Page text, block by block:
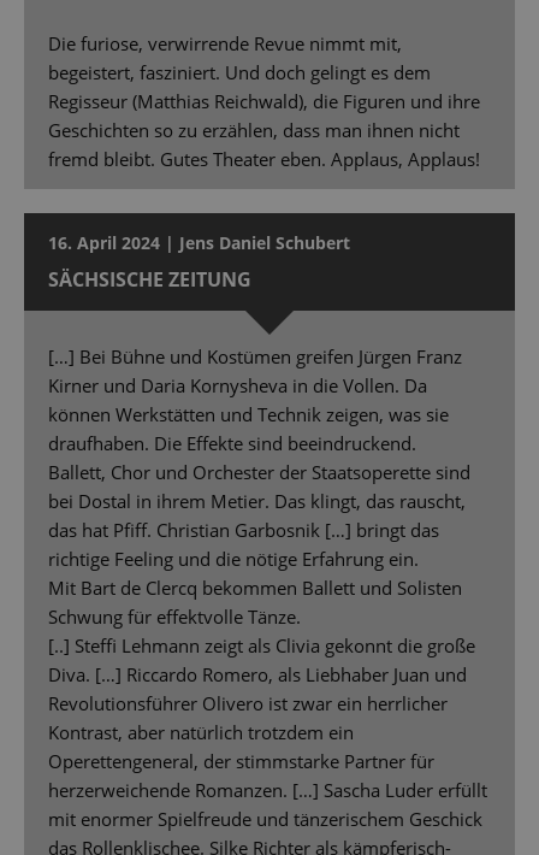
Die furiose, verwirrende Revue nimmt mit,
begeistert, fasziniert. Und doch gelingt es dem
Regisseur (Matthias Reichwald), die Figuren und ihre
Geschichten so zu erzählen, dass man ihnen nicht
fremd bleibt. Gutes Theater eben. Applaus, Applaus!
16. April 2024 | Jens Daniel Schubert
SÄCHSISCHE ZEITUNG
[…] Bei Bühne und Kostümen greifen Jürgen Franz
Kirner und Daria Kornysheva in die Vollen. Da
können Werkstätten und Technik zeigen, was sie
draufhaben. Die Effekte sind beeindruckend.
Ballett, Chor und Orchester der Staatsoperette sind
bei Dostal in ihrem Metier. Das klingt, das rauscht,
das hat Pfiff. Christian Garbosnik […] bringt das
richtige Feeling und die nötige Erfahrung ein.
Mit Bart de Clercq bekommen Ballett und Solisten
Schwung für effektvolle Tänze.
[..] Steffi Lehmann zeigt als Clivia gekonnt die große
Diva. […] Riccardo Romero, als Liebhaber Juan und
Revolutionsführer Olivero ist zwar ein herrlicher
Kontrast, aber natürlich trotzdem ein
Operettengeneral, der stimmstarke Partner für
herzerweichende Romanzen. […] Sascha Luder erfüllt
mit enormer Spielfreude und tänzerischem Geschick
das Rollenklischee. Silke Richter als kämpferisch-